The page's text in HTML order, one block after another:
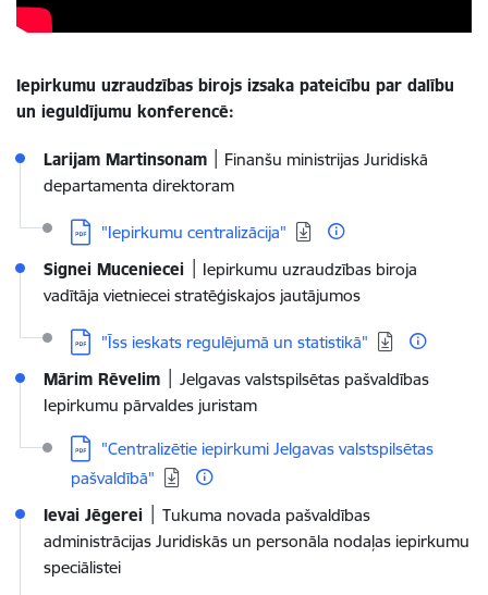
Iepirkumu uzraudzības birojs izsaka pateicību par dalību
un ieguldījumu konferencē:
Larijam Martinsonam
departamenta direktoram
Lejupielādēt:
"Iepirkumu centralizācija"
Signei Muceniecei
Iepirkumu uzraudzības biroja
vadītāja vietniecei stratēģiskajos jautājumos
Lejupielādēt:
"Īss ieskats regulējumā un statistikā"
Mārim Rēvelim
Jelgavas valstspilsētas pašvaldības
Iepirkumu pārvaldes juristam
Lejupielādēt:
"Centralizētie iepirkumi Jelgavas valstspilsētas
pašvaldībā"
Ievai Jēgerei
Tukuma novada pašvaldības
administrācijas Juridiskās un personāla nodaļas iepirkumu
speciālistei